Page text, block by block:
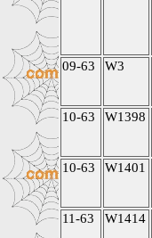
09-63 W3
10-63 W1398
10-63 W1401
11-63 W1414